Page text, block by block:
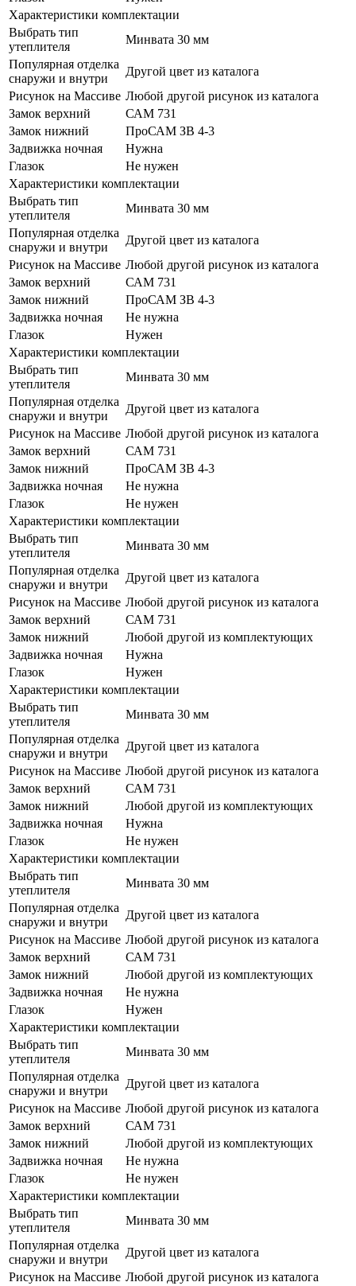
Характеристики комплектации
Выбрать тип
утеплителя
Минвата 30 мм
Популярная отделка
снаружи и внутри
Другой цвет из каталога
Рисунок на Массиве Любой другой рисунок из каталога
Замок верхний
САМ 731
Замок нижний
ПроСАМ ЗВ 4-3
Задвижка ночная
Нужна
Глазок
Не нужен
Характеристики комплектации
Выбрать тип
утеплителя
Минвата 30 мм
Популярная отделка
снаружи и внутри
Другой цвет из каталога
Рисунок на Массиве Любой другой рисунок из каталога
Замок верхний
САМ 731
Замок нижний
ПроСАМ ЗВ 4-3
Задвижка ночная
Не нужна
Глазок
Нужен
Характеристики комплектации
Выбрать тип
утеплителя
Минвата 30 мм
Популярная отделка
снаружи и внутри
Другой цвет из каталога
Рисунок на Массиве Любой другой рисунок из каталога
Замок верхний
САМ 731
Замок нижний
ПроСАМ ЗВ 4-3
Задвижка ночная
Не нужна
Глазок
Не нужен
Характеристики комплектации
Выбрать тип
утеплителя
Минвата 30 мм
Популярная отделка
снаружи и внутри
Другой цвет из каталога
Рисунок на Массиве Любой другой рисунок из каталога
Замок верхний
САМ 731
Замок нижний
Любой другой из комплектующих
Задвижка ночная
Нужна
Глазок
Нужен
Характеристики комплектации
Выбрать тип
утеплителя
Минвата 30 мм
Популярная отделка
снаружи и внутри
Другой цвет из каталога
Рисунок на Массиве Любой другой рисунок из каталога
Замок верхний
САМ 731
Замок нижний
Любой другой из комплектующих
Задвижка ночная
Нужна
Глазок
Не нужен
Характеристики комплектации
Выбрать тип
утеплителя
Минвата 30 мм
Популярная отделка
снаружи и внутри
Другой цвет из каталога
Рисунок на Массиве Любой другой рисунок из каталога
Замок верхний
САМ 731
Замок нижний
Любой другой из комплектующих
Задвижка ночная
Не нужна
Глазок
Нужен
Характеристики комплектации
Выбрать тип
утеплителя
Минвата 30 мм
Популярная отделка
снаружи и внутри
Другой цвет из каталога
Рисунок на Массиве Любой другой рисунок из каталога
Замок верхний
САМ 731
Замок нижний
Любой другой из комплектующих
Задвижка ночная
Не нужна
Глазок
Не нужен
Характеристики комплектации
Выбрать тип
утеплителя
Минвата 30 мм
Популярная отделка
снаружи и внутри
Другой цвет из каталога
Рисунок на Массиве Любой другой рисунок из каталога